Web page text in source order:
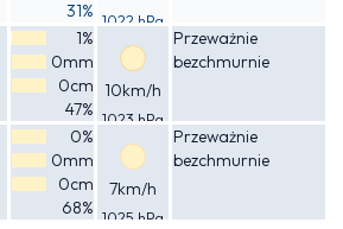
31% 1022 hPa
1%
0mm
0cm
47%
10km/h
1023 hPa
Przeważnie
bezchmurnie
0%
0mm
0cm
68%
7km/h
1025 hPa
Przeważnie
bezchmurnie